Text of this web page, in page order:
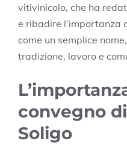
vitivinicolo, che ha
e ribadire l’importanza
come un semplice
tradizione, lavoro e
convegno
Soligo